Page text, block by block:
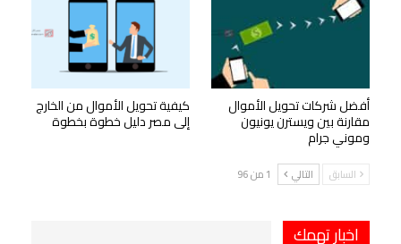
أفضل شركات تحويل الأموال
مقارنة بين ويسترن يونيون
وموني جرام
كيفية تحويل الأموال من الخارج
إلى مصر دليل خطوة بخطوة
السابق التالي 1 من 96
اخبار تهمك